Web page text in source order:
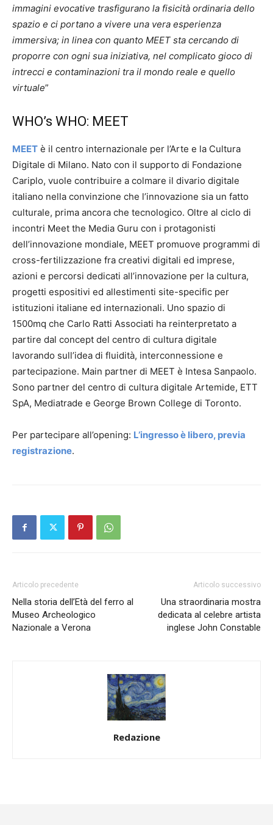
immagini evocative trasfigurano la fisicità ordinaria dello
spazio e ci portano a vivere una vera esperienza
immersiva; in linea con quanto MEET sta cercando di
proporre con ogni sua iniziativa, nel complicato gioco di
intrecci e contaminazioni tra il mondo reale e quello
virtuale”
WHO’s WHO: MEET
MEET è il centro internazionale per l’Arte e la Cultura
Digitale di Milano. Nato con il supporto di Fondazione
Cariplo, vuole contribuire a colmare il divario digitale
italiano nella convinzione che l’innovazione sia un fatto
culturale, prima ancora che tecnologico. Oltre al ciclo di
incontri Meet the Media Guru con i protagonisti
dell’innovazione mondiale, MEET promuove programmi di
cross-fertilizzazione fra creativi digitali ed imprese,
azioni e percorsi dedicati all’innovazione per la cultura,
progetti espositivi ed allestimenti site-specific per
istituzioni italiane ed internazionali. Uno spazio di
1500mq che Carlo Ratti Associati ha reinterpretato a
partire dal concept del centro di cultura digitale
lavorando sull’idea di fluidità, interconnessione e
partecipazione. Main partner di MEET è Intesa Sanpaolo.
Sono partner del centro di cultura digitale Artemide, ETT
SpA, Mediatrade e George Brown College di Toronto. ​​​​
Per partecipare all’opening: L’ingresso è libero, previa
registrazione.
Articolo precedente
Nella storia dell’Età del ferro al
Museo Archeologico
Nazionale a Verona
Articolo successivo
Una straordinaria mostra
dedicata al celebre artista
inglese John Constable
Redazione